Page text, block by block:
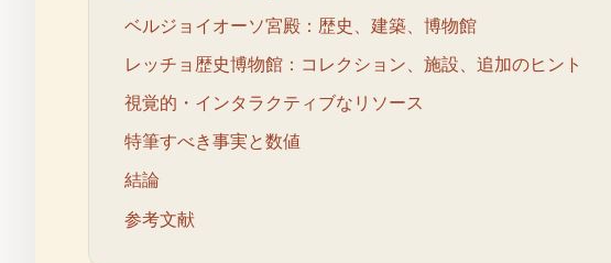
ベルジョイオーソ宮殿：歴史、建築、博物館
レッチョ歴史博物館：コレクション、施設、追加のヒント
視覚的・インタラクティブなリソース
特筆すべき事実と数値
結論
参考文献